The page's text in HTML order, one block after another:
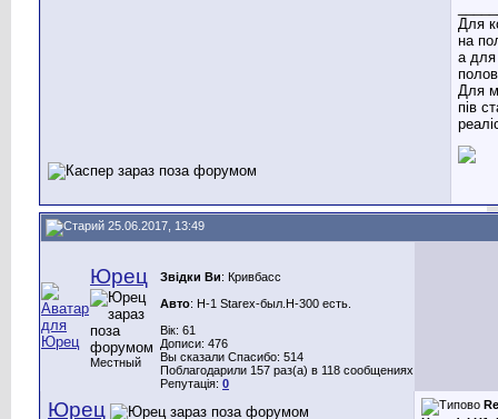
Для
на
а для
Для
пів
25.06.2017, 13:49
Юрец
Местный
Звідки Ви: Кривбасс
Авто: H-1 Starex-был.Н-300 есть.
Вік: 61
Дописи: 476
Вы сказали Спасибо: 514
Поблагодарили 157 раз(а) в 118 сообщениях
Репутація: 0
Юрец